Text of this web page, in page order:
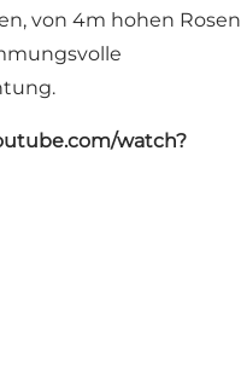
von 4m hohen Rosen
watch?